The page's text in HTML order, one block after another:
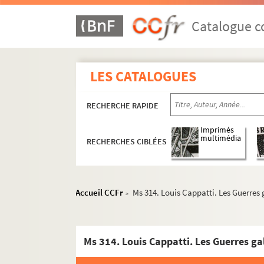
Catalogue
LES CATALOGUES
RECHERCHE RAPIDE
RECHERCHES CIBLÉES
Imprimés
multimédia
Accueil CCFr > Ms 314. Louis Cappatti. Les
Ms 314. Louis Cappatti. Les Guerres